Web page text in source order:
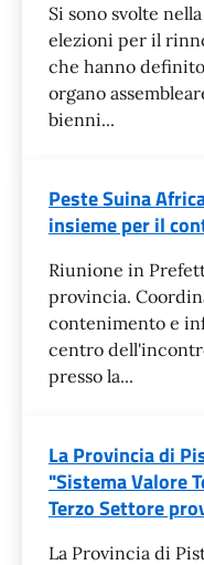
Si sono svolte
elezioni per il
che hanno
organo
bienni...
Peste Suina
insieme per il
Riunione in
provincia.
contenimento e
centro
presso la...
La Provincia di
"Sistema Valore
Terzo Settore
La Provincia di